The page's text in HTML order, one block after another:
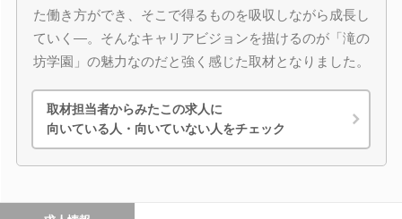
た働き方ができ、そこで得るものを吸収しながら成長し
ていく―。そんなキャリアビジョンを描けるのが「滝の
坊学園」の魅力なのだと強く感じた取材となりました。
取材担当者からみたこの求人に
向いている人・向いていない人をチェック